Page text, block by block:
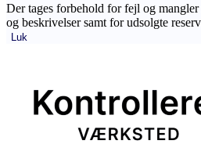
Der tages forbehold for fejl og
og beskrivelser samt for udsolgte
Luk